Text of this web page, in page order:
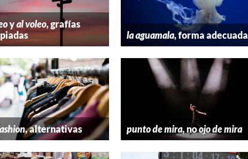
yal voleo, grafías
la aguamala, forma adecuada
, alternativas punto de mira, noojo de mira